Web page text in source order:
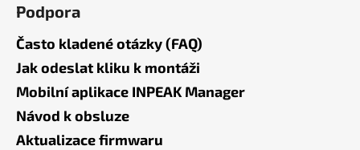
Podpora
Často kladené otázky (FAQ)
Jak odeslat kliku k montáži
Mobilní aplikace INPEAK Manager
Návod k obsluze
Aktualizace firmwaru